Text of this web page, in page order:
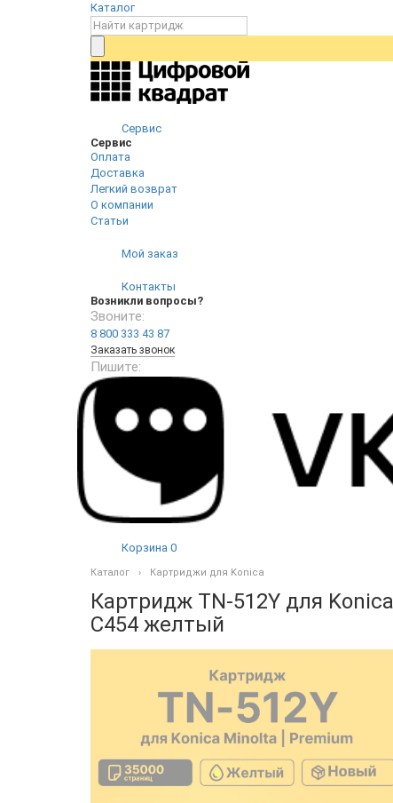
Каталог
Сервис
Сервис
Оплата
Доставка
Легкий возврат
О компании
Статьи
Мой заказ
Контакты
Возникли вопросы?
Звоните:
8 800 333 43 87
Заказать звонок
Пишите:
Корзина 0
Каталог Картриджи для Konica
Картридж TN-512Y для
C454 желтый